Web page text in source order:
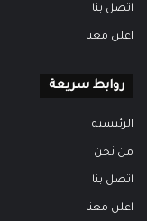
اتصل بنا
اعلن معنا
روابط سريعة
الرئيسية
من نحن
اتصل بنا
اعلن معنا